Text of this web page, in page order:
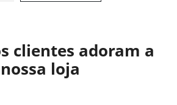
clientes adoram a
nossa loja